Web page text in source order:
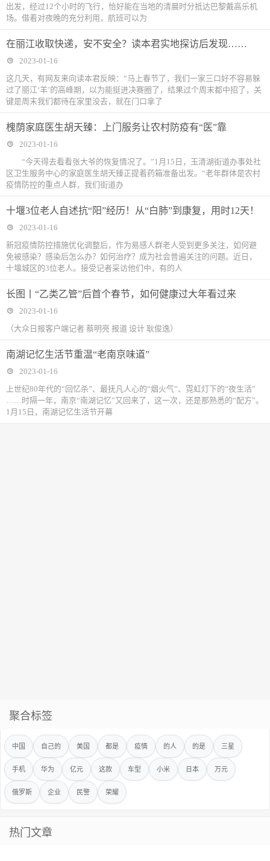
出发，经过12个小时的飞行，恰好能在当地的清晨时分抵达巴黎戴高乐机
场。借着对夜晚的充分利用，航班可以为
在丽江收取快递，安不安全？读本君实地探访后发现……
2023-01-16
这几天，有网友来向读本君反映：“马上春节了，我们一家三口好不容易躲
过了丽江‘羊’的高峰期，以为能挺进决赛圈了，结果过个周末都中招了，关
键是周末我们都待在家里没去，就在门口拿了
槐荫家庭医生胡天臻：上门服务让农村防疫有“医”靠
2023-01-16
“今天得去看看张大爷的恢复情况了。”1月15日，玉清湖街道办事处社
区卫生服务中心的家庭医生胡天臻正提着药箱准备出发。“老年群体是农村
疫情防控的重点人群，我们街道办
十堰3位老人自述抗“阳”经历！从“白肺”到康复，用时12天！
2023-01-16
新冠疫情防控措施优化调整后，作为易感人群老人受到更多关注，如何避
免被感染？感染后怎么办？如何治疗？成为社会普遍关注的问题。近日，
十堰城区的3位老人。接受记者采访他们中，有的人
长图丨“乙类乙管”后首个春节，如何健康过大年看过来
2023-01-16
（大众日报客户端记者 蔡明亮 报道 设计 耿俊逸）
南湖记忆生活节重温“老南京味道”
2023-01-16
上世纪80年代的“回忆杀”、最抚凡人心的“烟火气”、霓虹灯下的“夜生活”
……时隔一年，南京“南湖记忆”又回来了，这一次，还是那熟悉的“配方”。
1月15日，南湖记忆生活节开幕
聚合标签
中国 自己的 美国 都是 疫情 的人 的是 三星
手机 华为 亿元 这款 车型 小米 日本 万元
俄罗斯 企业 民警 荣耀
热门文章